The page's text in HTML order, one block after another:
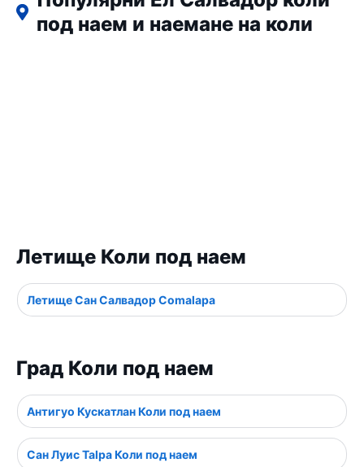
под наем и наемане на коли
Летище Коли под наем
Летище Сан Салвадор Comalapa
Град Коли под наем
Антигуо Кускатлан Коли под наем
Сан Луис Talpa Коли под наем